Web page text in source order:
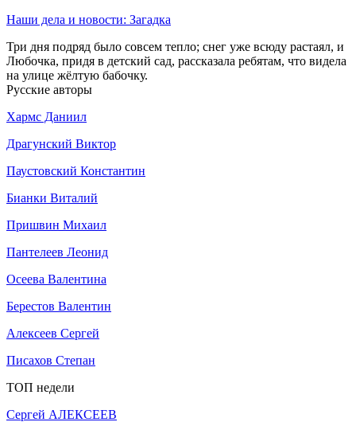
Наши дела и новости: Загадка
Три дня подряд было совсем тепло; снег уже всюду растаял, и
Любочка, придя в детский сад, рассказала ребятам, что видела
на улице жёлтую бабочку.
Русские авторы
Хармс Даниил
Драгунский Виктор
Паустовский Константин
Бианки Виталий
Пришвин Михаил
Пантелеев Леонид
Осеева Валентина
Берестов Валентин
Алексеев Сергей
Писахов Степан
ТОП недели
Сергей АЛЕКСЕЕВ